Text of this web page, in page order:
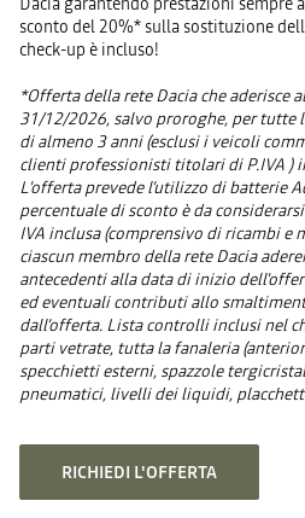
sconto del 20%* sulla sostituzione
check-up è incluso!
*Offerta della rete Dacia che aderisce
31/12/2026, salvo proroghe, per tutte
di almeno 3 anni (esclusi i veicoli
clienti professionisti titolari di P.IVA )
L’offerta prevede l’utilizzo di batterie
percentuale di sconto è da
IVA inclusa (comprensivo di ricambi e
ciascun membro della rete Dacia
antecedenti alla data di inizio
ed eventuali contributi allo
dall’offerta. Lista controlli inclusi nel
parti vetrate, tutta la fanaleria
specchietti esterni, spazzole
pneumatici, livelli dei liquidi,
RICHIEDI L'OFFERTA